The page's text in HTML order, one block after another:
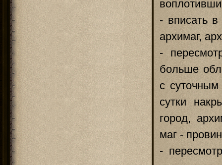
- вписать
архимаг,
-
больше
с
сутки
город,
маг -
-